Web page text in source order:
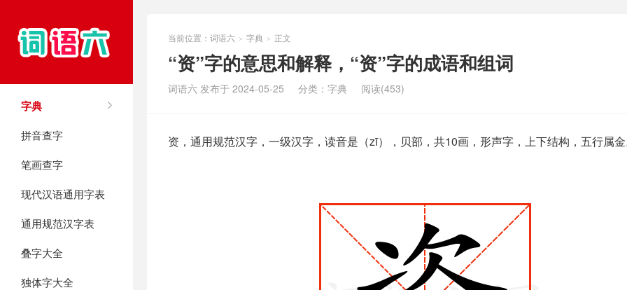
字典
拼音查字
笔画查字
现代汉语通用字表
通用规范汉字表
叠字大全
独体字大全
当前位置： 词语六 > 字典 > 正文
“资”字的意思和解释，“资”字的成语和组词
词语六 发布于 2024-05-25 分类： 字典 阅读(453)
资，通用规范汉字，一级汉字，读音是（zī），贝部，共10画，形声字，上下结构，五行属